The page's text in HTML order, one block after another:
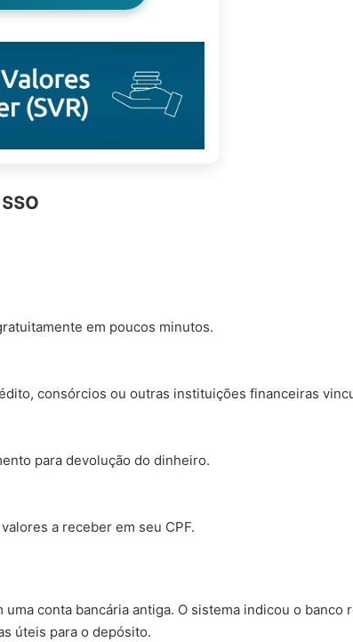
em poucos minutos.
consórcios ou outras instituições financeiras
para devolução do dinheiro.
a receber em seu CPF.
uma conta bancária antiga. O sistema indicou o banco
úteis para o depósito.